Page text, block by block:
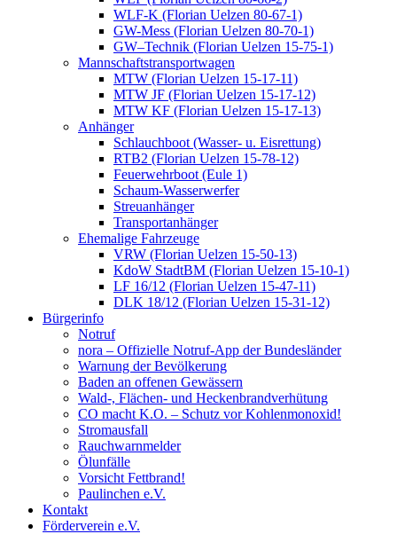
WLF-K (Florian Uelzen 80-67-1)
GW-Mess (Florian Uelzen 80-70-1)
GW–Technik (Florian Uelzen 15-75-1)
Mannschaftstransportwagen
MTW (Florian Uelzen 15-17-11)
MTW JF (Florian Uelzen 15-17-12)
MTW KF (Florian Uelzen 15-17-13)
Anhänger
Schlauchboot (Wasser- u. Eisrettung)
RTB2 (Florian Uelzen 15-78-12)
Feuerwehrboot (Eule 1)
Schaum-Wasserwerfer
Streuanhänger
Transportanhänger
Ehemalige Fahrzeuge
VRW (Florian Uelzen 15-50-13)
KdoW StadtBM (Florian Uelzen 15-10-1)
LF 16/12 (Florian Uelzen 15-47-11)
DLK 18/12 (Florian Uelzen 15-31-12)
Bürgerinfo
Notruf
nora – Offizielle Notruf-App der Bundesländer
Warnung der Bevölkerung
Baden an offenen Gewässern
Wald-, Flächen- und Heckenbrandverhütung
CO macht K.O. – Schutz vor Kohlenmonoxid!
Stromausfall
Rauchwarnmelder
Ölunfälle
Vorsicht Fettbrand!
Paulinchen e.V.
Kontakt
Förderverein e.V.